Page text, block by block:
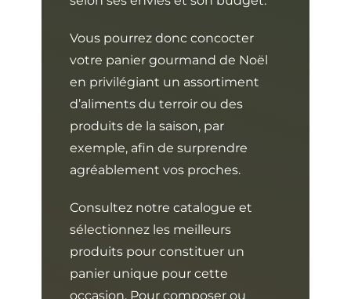
Vous pourrez donc concocter
votre panier gourmand de Noël
en privilégiant un assortiment
d’aliments du terroir ou des
produits de la saison, par
exemple, afin de surprendre
agréablement vos proches.
Consultez notre catalogue et
sélectionnez les meilleurs
produits pour constituer un
panier unique pour cette
occasion. Pour composer ou